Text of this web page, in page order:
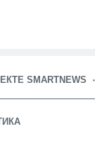
SMARTNEWS